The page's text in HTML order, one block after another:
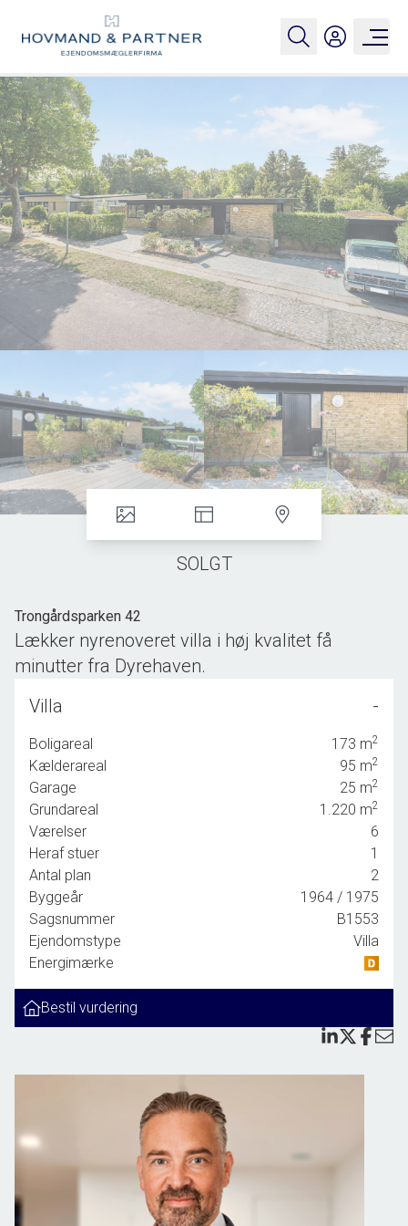
SOLGT
Trongårdsparken 42
Lækker nyrenoveret villa i høj kvalitet få
minutter fra Dyrehaven.
denne lækre villa, som netop har gennemgået en omfattende renovering,
hvor er ikke er gået på kompromis med hverken indretning eller
materialevalg, og hvor der er fundet en meget fin balance mellem det
kvalitetsbevidste opgraderinger som de nuværende ejere har tilført huset.
Villaen som indeholder 268 etagemeter, byder på:
Rummelig entré med god opbevaringsplads. Badeværelse med badekar,
terrazzogulv og gulvvarme.
Stor stue med skønt lysindfald fra de sydvestvendt vinduer og terrassedør,
forbindelse med stuen finder man det flotte snedkerlavede køkken med
flot forbundet med spiseområdet i stuen via den ligeledes snedkerlavede
der udgang til en stor terrasse, hvor eftermiddags- og aftensolen kan nydes
sammen aftensmaden, når vejret tillader det.
Huset byder desuden på 3 gode børneværelser samt et
forældresoveværelse, med egen udgang til den store sydvendte terrasse i
haven. I forbindelse med villaens værelsesafdeling, ligger det store
Villa -
Boligareal 173 m2
Kælderareal 95 m2
Garage 25 m2
Grundareal 1.220 m2
Værelser
6
Heraf stuer
1
Antal plan
2
Byggeår
1964 / 1975
Sagsnummer
B1553
Ejendomstype
Villa
Energimærke
Bestil vurdering